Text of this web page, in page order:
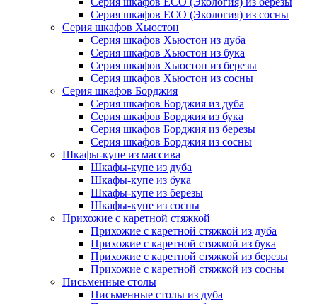
Серия шкафов ECO (Экология) из сосны
Серия шкафов Хьюстон
Серия шкафов Хьюстон из дуба
Серия шкафов Хьюстон из бука
Серия шкафов Хьюстон из березы
Серия шкафов Хьюстон из сосны
Серия шкафов Борджия
Серия шкафов Борджия из дуба
Серия шкафов Борджия из бука
Серия шкафов Борджия из березы
Серия шкафов Борджия из сосны
Шкафы-купе из массива
Шкафы-купе из дуба
Шкафы-купе из бука
Шкафы-купе из березы
Шкафы-купе из сосны
Прихожие с каретной стяжкой
Прихожие с каретной стяжкой из дуба
Прихожие с каретной стяжкой из бука
Прихожие с каретной стяжкой из березы
Прихожие с каретной стяжкой из сосны
Письменные столы
Письменные столы из дуба